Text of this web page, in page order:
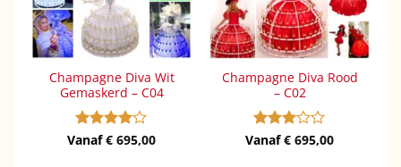
Champagne Diva Wit
Gemaskerd – C04
Gewaardeerd
Vanaf€ 695,00
Champagne Diva Rood
– C02
Gewaardeerd
Vanaf€ 695,00